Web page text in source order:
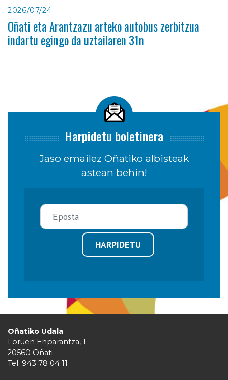
2026/07/24
Oñati eta Arantzazu arteko autobus zerbitzua
indartu egingo da uztailaren 31n
Harpidetu boletinera
Jaso emailez Oñatiko albisteak
astean behin!
HARPIDETU
Oñatiko Udala
Foruen Enparantza, 1
20560 Oñati
Tel: 943 78 04 11